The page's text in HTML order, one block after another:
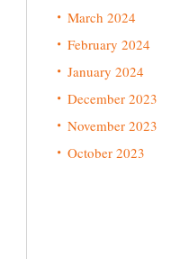
March 2024
February 2024
January 2024
December 2023
November 2023
October 2023